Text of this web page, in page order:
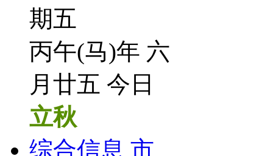
期五
丙午(马)年 六
月廿五 今日
立秋
综合信息 市